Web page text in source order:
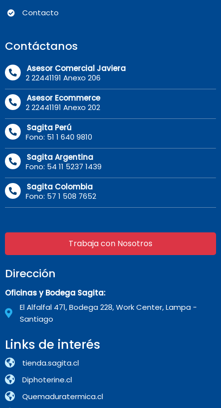
Contacto
Contáctanos
Asesor Comercial Javiera
2 22441191 Anexo 206
Asesor Ecommerce
2 22441191 Anexo 202
Sagita Perú
Fono: 51 1 640 9810
Sagita Argentina
Fono: 54 11 5237 1439
Sagita Colombia
Fono: 57 1 508 7652
Trabaja con Nosotros
Dirección
Oficinas y Bodega Sagita:
El Alfalfal 471, Bodega 228, Work Center, Lampa -
Santiago
Links de interés
tienda.sagita.cl
Diphoterine.cl
Quemaduratermica.cl